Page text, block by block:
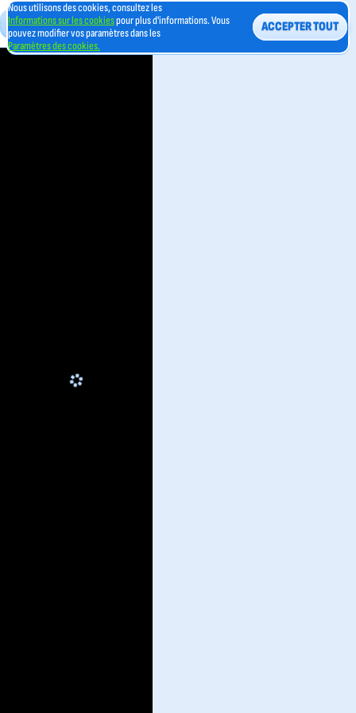
Nous utilisons des cookies, consultez les
Informations sur les cookiespour plus d'informations. Vous
pouvez modifier vos paramètres dans les
Paramètres des cookies.
ACCEPTER TOUT